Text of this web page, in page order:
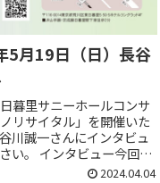
5月19日（日）長谷
暮里サニーホールコンサ
リサイタル」を開催いた
川誠一さんにインタビュ
い。 インタビュー今回の
2024.04.04